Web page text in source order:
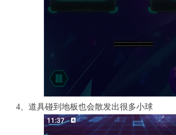
4、道具碰到地板也会散发出很多小球